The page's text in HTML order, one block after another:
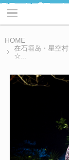
HOME
在石垣岛・星空
☆...